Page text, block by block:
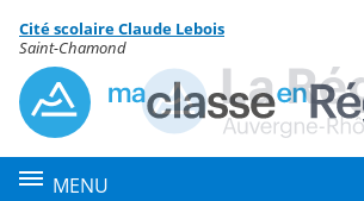
Menu de la rubrique
Contenu
Cité scolaire Claude Lebois
Saint-Chamond
MENU